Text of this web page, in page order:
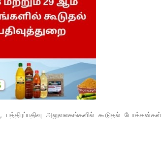
அலுவலகங்களில் கூடுதல் டோக்கன்கள்